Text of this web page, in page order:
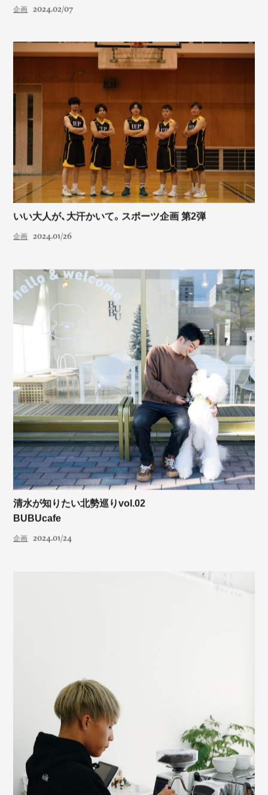
企画 2024.02/07
いい大人が、大汗かいて。スポーツ企画 第2弾
企画 2024.01/26
清水が知りたい北勢巡りvol.02
BUBUcafe
企画 2024.01/24